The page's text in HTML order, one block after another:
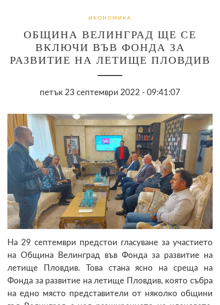
ИКОНОМИКА
ОБЩИНА ВЕЛИНГРАД ЩЕ СЕ
ВКЛЮЧИ ВЪВ ФОНДА ЗА
РАЗВИТИЕ НА ЛЕТИЩЕ ПЛОВДИВ
петък 23 септември 2022 - 09:41:07
На 29 септември предстои гласуване за участието
на Община Велинград във Фонда за развитие на
летище Пловдив. Това стана ясно на среща на
Фонда за развитие на летище Пловдив, която събра
на едно място представители от няколко общини